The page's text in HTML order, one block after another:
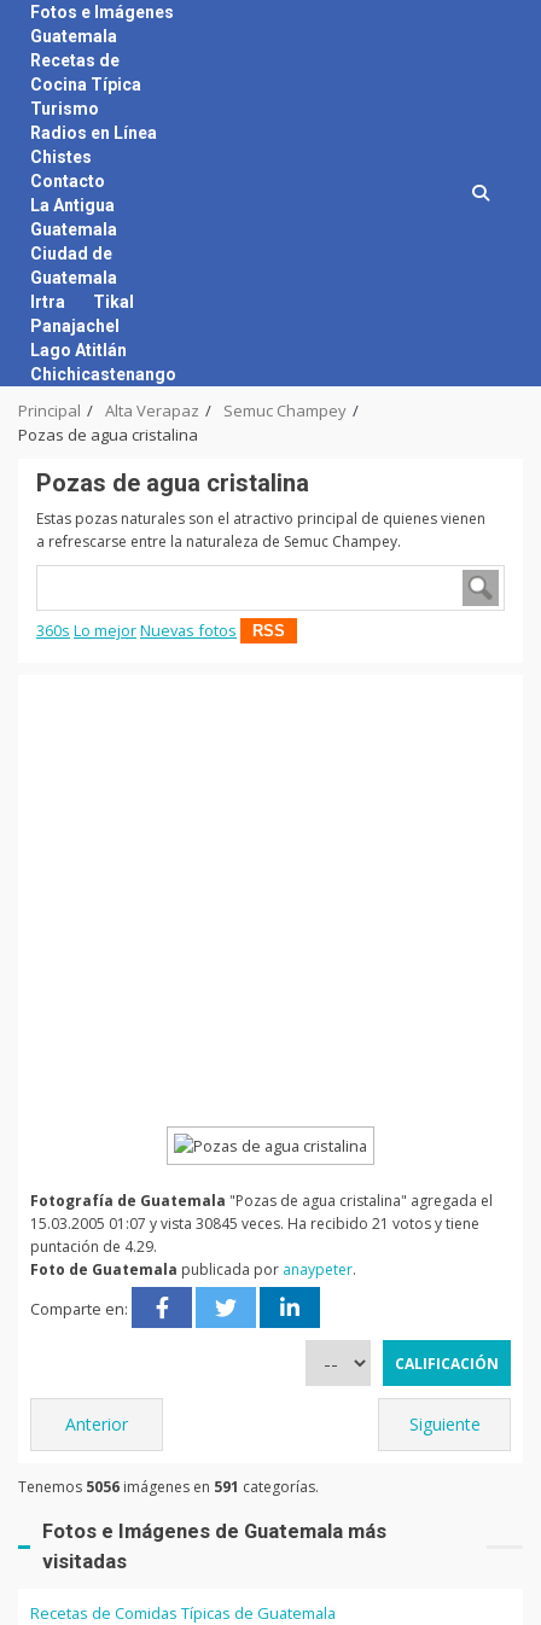
content
Fotos e Imágenes
Guatemala
Recetas de
Cocina Típica
Turismo
Radios en Línea
Chistes
Contacto
La Antigua
Guatemala
Ciudad de
Guatemala
Irtra
Tikal
Panajachel
Lago Atitlán
Chichicastenango
Principal Alta Verapaz
Semuc Champey
Pozas de agua cristalina
Pozas de agua cristalina
Estas pozas naturales son el atractivo principal de quienes vienen
a refrescarse entre la naturaleza de Semuc Champey.
360s Lo mejorNuevas fotos RSS
Fotografía de Guatemala "Pozas de agua cristalina" agregada el
15.03.2005 01:07 y vista 30845 veces. Ha recibido 21 votos y tiene
puntación de 4.29.
Foto de Guatemala publicada por anaypeter.
Comparte en:
Anterior Siguiente
Tenemos 5056 imágenes en 591 categorías.
Fotos e Imágenes de Guatemala más
visitadas
Recetas de Comidas Típicas de Guatemala